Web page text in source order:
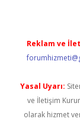
Reklam ve
Yasal Uyarı:
ve İletişim
olarak hizmet